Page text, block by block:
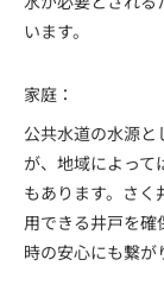
います。
家庭：
公共水道の水源
が、地域によっ
もあります。さく
用できる井戸を
時の安心にも繋が